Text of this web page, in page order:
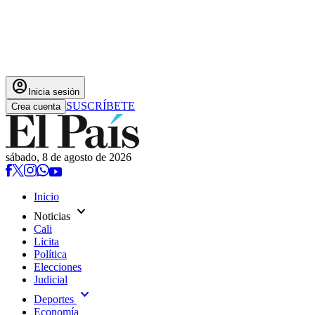
account_circle Inicia sesión
Crea cuenta SUSCRÍBETE
sábado, 8 de agosto de 2026
Inicio
Noticias expand_more
Cali
Licita
Política
Elecciones
Judicial
Deportes expand_more
Economía